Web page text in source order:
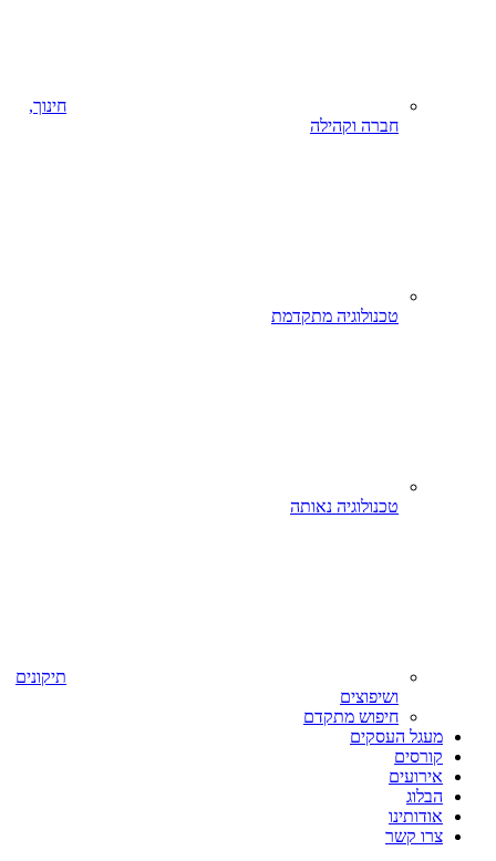
חינוך,
חברה וקהילה
טכנולוגיה מתקדמת
טכנולוגיה נאותה
תיקונים
ושיפוצים
חיפוש מתקדם
מעגל העסקים
קורסים
אירועים
הבלוג
אודותינו
צרו קשר